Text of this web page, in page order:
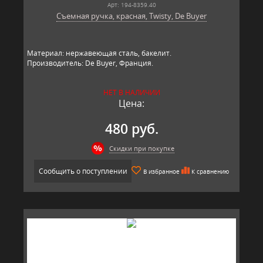
Арт: 194-8359.40
Съемная ручка, красная, Twisty, De Buyer
Материал: нержавеющая сталь, бакелит.
Производитель: De Buyer, Франция.
НЕТ В НАЛИЧИИ
Цена:
480 руб.
Скидки при покупке
Сообщить о поступлении В избранное К сравнению